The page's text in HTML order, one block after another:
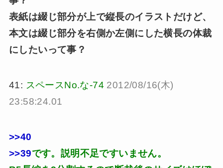
表紙は綴じ部分が上で縦長のイラストだけど、
本文は綴じ部分を右側か左側にした横長の体裁
にしたいって事？
41: スペースNo.な-74 2012/08/16(木)
23:58:24.01
>>40
>>39です。説明不足ですいません。